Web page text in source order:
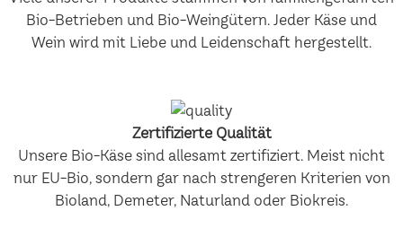
Bio-Betrieben und Bio-Weingütern. Jeder Käse und
Wein wird mit Liebe und Leidenschaft hergestellt.
Zertifizierte Qualität
Unsere Bio-Käse sind allesamt zertifiziert. Meist nicht
nur EU-Bio, sondern gar nach strengeren Kriterien von
Bioland, Demeter, Naturland oder Biokreis.